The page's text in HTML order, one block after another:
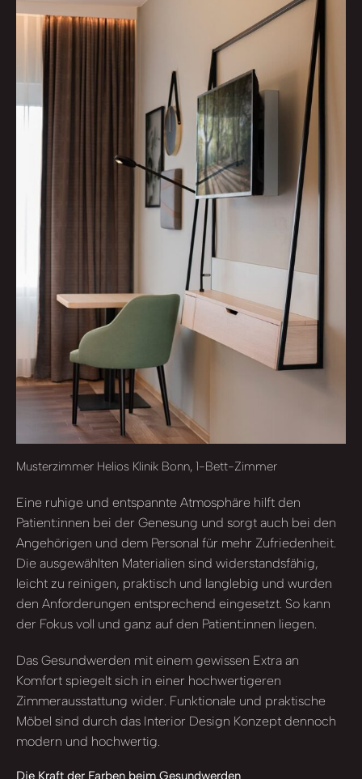
Musterzimmer Helios Klinik Bonn, 1-Bett-Zimmer
Eine ruhige und entspannte Atmosphäre hilft den
Patient:innen bei der Genesung und sorgt auch bei den
Angehörigen und dem Personal für mehr Zufriedenheit.
Die ausgewählten Materialien sind widerstandsfähig,
leicht zu reinigen, praktisch und langlebig und wurden
den Anforderungen entsprechend eingesetzt. So kann
der Fokus voll und ganz auf den Patient:innen liegen.
Das Gesundwerden mit einem gewissen Extra an
Komfort spiegelt sich in einer hochwertigeren
Zimmerausstattung wider. Funktionale und praktische
Möbel sind durch das Interior Design Konzept dennoch
modern und hochwertig.